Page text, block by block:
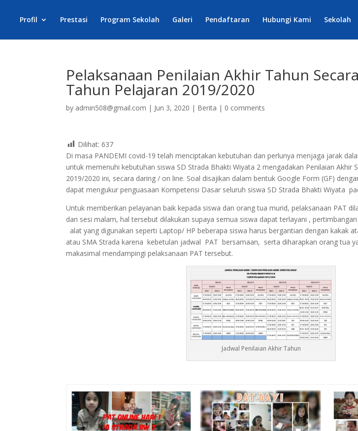
Profil Prestasi Program Sekolah Galeri Pendaftaran Hubungi Kami Sekolah
Pelaksanaan Penilaian Akhir Tahun
Tahun Pelajaran 2019/2020
by admin508@gmail.com | Jun 3, 2020 | Berita | 0 comments
Dilihat:637
Di masa PANDEMI covid-19 telah menciptakan kebutuhan dan perlunya menjaga jarak
untuk memenuhi kebutuhan siswa SD Strada Bhakti Wiyata 2 mengadakan Penilaian Akhir
2019/2020 ini, secara daring / on line. Soal disajikan dalam bentuk Google Form (GF)
dapat mengukur penguasaan Kompetensi Dasar seluruh siswa SD Strada Bhakti Wiyata
Untuk memberikan pelayanan baik kepada siswa dan orang tua murid, pelaksanaan PAT
dan sesi malam, hal tersebut dilakukan supaya semua siswa dapat terlayani ,
alat yang digunakan seperti Laptop/ HP beberapa siswa harus bergantian dengan kakak
atau SMA Strada karena kebetulan jadwal PAT bersamaan, serta diharapkan orang tua
makasimal mendampingi pelaksanaan PAT tersebut.
Jadwal Penilaian Akhir Tahun